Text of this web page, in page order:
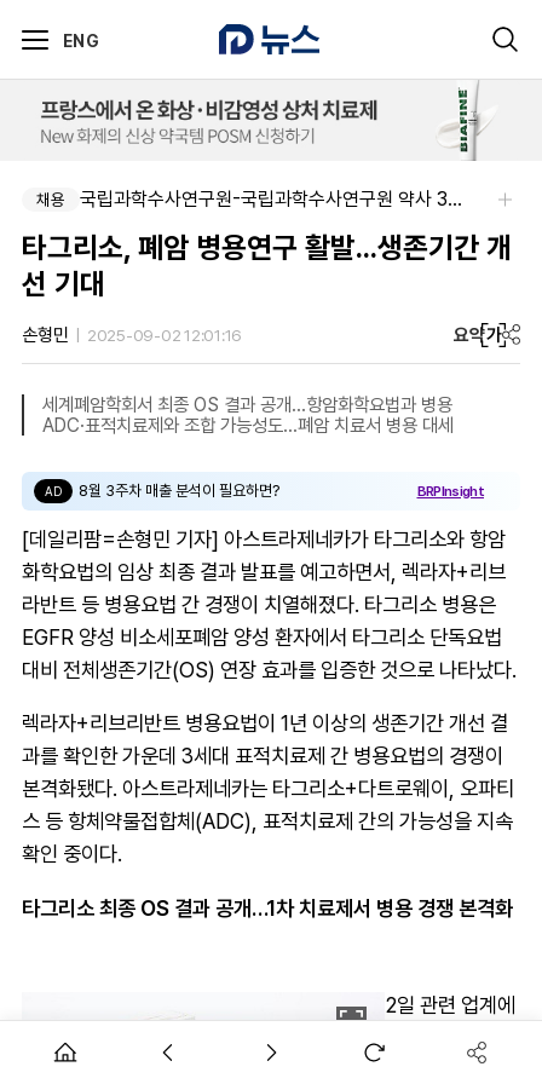
ENG
채용 국립과학수사연구원-국립과학수사연구원 약사 3명 채용
타그리소, 폐암 병용연구 활발...생존기간 개
선 기대
손형민 2025-09-02 12:01:16 요약가
세계폐암학회서 최종 OS 결과 공개…항암화학요법과 병용
ADC·표적치료제와 조합 가능성도…폐암 치료서 병용 대세
AD 8월 3주차 매출 분석이 필요하면? BRPInsight
[데일리팜=손형민 기자] 아스트라제네카가 타그리소와 항암
화학요법의 임상 최종 결과 발표를 예고하면서, 렉라자+리브
라반트 등 병용요법 간 경쟁이 치열해졌다. 타그리소 병용은
EGFR 양성 비소세포폐암 양성 환자에서 타그리소 단독요법
대비 전체생존기간(OS) 연장 효과를 입증한 것으로 나타났다.
렉라자+리브리반트 병용요법이 1년 이상의 생존기간 개선 결
과를 확인한 가운데 3세대 표적치료제 간 병용요법의 경쟁이
본격화됐다. 아스트라제네카는 타그리소+다트로웨이, 오파티
스 등 항체약물접합체(ADC), 표적치료제 간의 가능성을 지속
확인 중이다.
타그리소 최종 OS 결과 공개…1차 치료제서 병용 경쟁 본격화
2일 관련 업계에
따르면 아스트라
제네카는 6일부